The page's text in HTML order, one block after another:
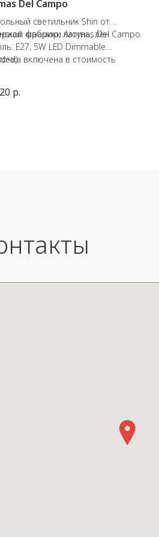
Del Campo
светильник Shin от
фабрики Aromas Del Campo.
мрамор, латунь, лён
E27, 5W LED Dimmable
включена в стоимость
р.